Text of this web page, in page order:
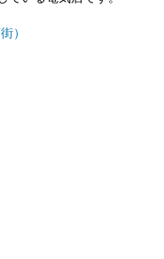
）